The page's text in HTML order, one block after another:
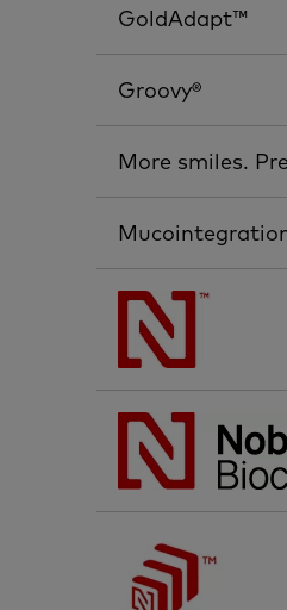
GoldAdapt™
Groovy®
More smiles.